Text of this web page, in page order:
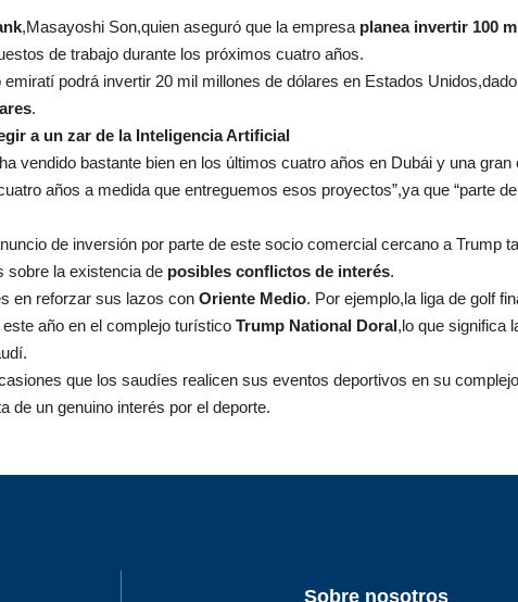
,Masayoshi Son,quien aseguró que la empresa planea invertir 100
de trabajo durante los próximos cuatro años.
podrá invertir 20 mil millones de dólares en Estados
.
a un zar de la Inteligencia Artificial
vendido bastante bien en los últimos cuatro años en Dubái y una gran
años a medida que entreguemos esos proyectos”,ya que “parte
de inversión por parte de este socio comercial cercano a Trump
sobre la existencia de posibles conflictos de interés.
en reforzar sus lazos con Oriente Medio. Por ejemplo,la liga de golf
año en el complejo turístico Trump National Doral,lo que significa
que los saudíes realicen sus eventos deportivos en su
de un genuino interés por el deporte.
Sobre nosotros